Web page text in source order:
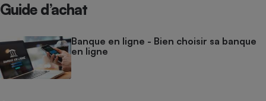
Guide d’achat
Banque en ligne - Bien choisir sa banque
en ligne